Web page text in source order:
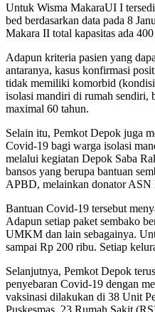
Untuk Wisma MakaraUI I
bed berdasarkan data pada 8
Makara II total kapasitas ada
Adapun kriteria pasien yang
antaranya, kasus konfirmasi
tidak memiliki komorbid
isolasi mandiri di rumah sendiri,
maximal 60 tahun.
Selain itu, Pemkot Depok juga
Covid-19 bagi warga isolasi
melalui kegiatan Depok Saba
bansos yang berupa bantuan
APBD, melainkan donator
Bantuan Covid-19 tersebut
Adapun setiap paket sembako
UMKM dan lain sebagainya.
sampai Rp 200 ribu. Setiap
Selanjutnya, Pemkot Depok
penyebaran Covid-19 dengan
vaksinasi dilakukan di 38 Unit
Puskesmas, 23 Rumah Sakit